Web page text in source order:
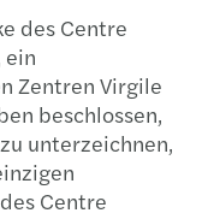
des Centre
ein
Zentren Virgile
beschlossen,
unterzeichnen,
Centre